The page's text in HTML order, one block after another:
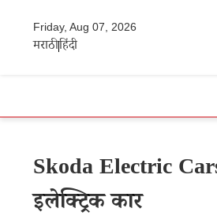
Friday, Aug 07, 2026
मराठीहिंदी
Skoda Electric
इलेक्ट्रिक कार